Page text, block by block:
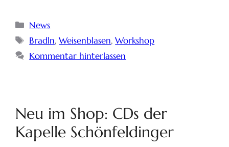
News
Bradln,Weisenblasen,Workshop
Kommentar hinterlassen
Neu im Shop: CDs der
Kapelle Schönfeldinger